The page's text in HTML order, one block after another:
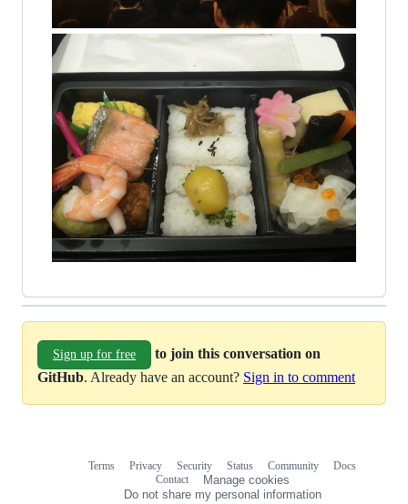
Sign up for free
to join this conversation on
GitHub. Already have an account? Sign in to comment
Terms Privacy Security Status Community
Docs
Contact
Manage cookies
Do not share my personal information